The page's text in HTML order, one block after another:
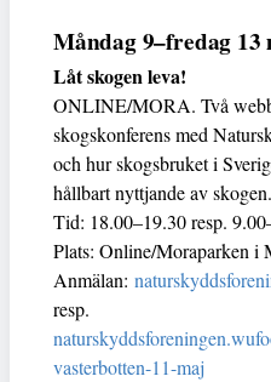
Måndag 9–fredag 13
Låt skogen leva!
ONLINE/MORA. Två
skogskonferens med
och hur skogsbruket i
hållbart nyttjande av skogen.
Tid: 18.00–19.30 resp.
Plats: Online/Moraparken i
Anmälan:
resp.
vasterbotten-11-maj